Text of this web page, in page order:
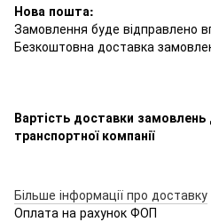
Нова пошта:
Замовлення буде відправлено
Безкоштовна доставка
Вартість доставки замовлень
транспортної компанії
Більше інформації про доставку
Оплата на рахунок ФОП